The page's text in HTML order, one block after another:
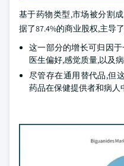
基于药物类型,市场被分割
据了87.4%的商业股权,主导
这一部分的增长可归因
医生偏好,感觉质量,以及
尽管存在通用替代品,但
药品在保健提供者和病人